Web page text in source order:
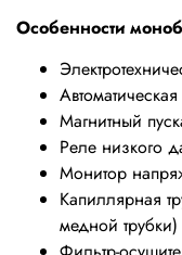
Особенности
Магнитный
Реле низкого
Монитор
Капиллярная
медной трубки)